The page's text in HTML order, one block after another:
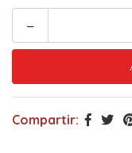
-
Compartir: